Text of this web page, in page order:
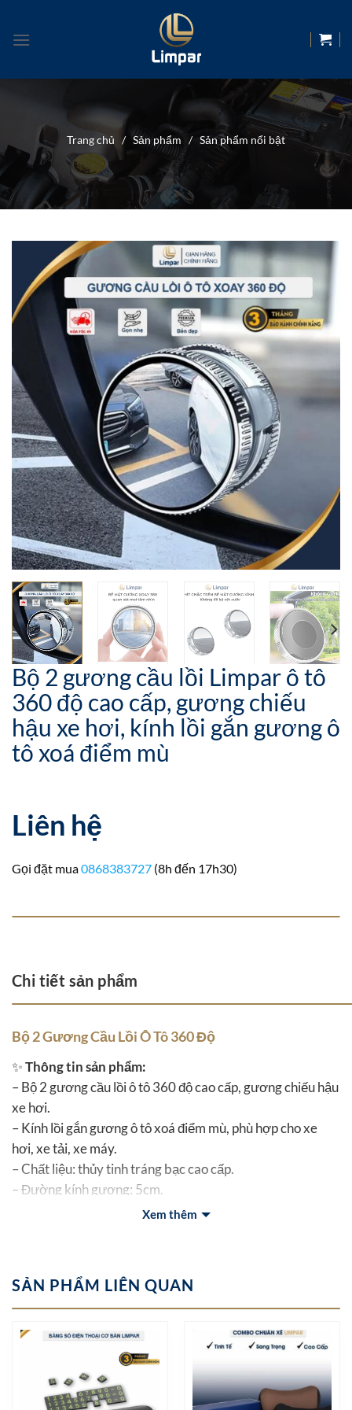
content
Trang chủ / Sản phẩm / Sản phẩm nổi bật
Bộ 2 gương cầu lồi Limpar ô tô
360 độ cao cấp, gương chiếu
hậu xe hơi, kính lồi gắn gương ô
tô xoá điểm mù
Liên hệ
Gọi đặt mua0868383727 (8h đến 17h30)
Chi tiết sản phẩm
Bộ 2 Gương Cầu Lồi Ô Tô 360 Độ
✨ Thông tin sản phẩm:
– Bộ 2 gương cầu lồi ô tô 360 độ cao cấp, gương chiếu hậu
xe hơi.
– Kính lồi gắn gương ô tô xoá điểm mù, phù hợp cho xe
hơi, xe tải, xe máy.
– Chất liệu: thủy tinh tráng bạc cao cấp.
– Đường kính gương: 5cm.
Xem thêm
SẢN PHẨM LIÊN QUAN